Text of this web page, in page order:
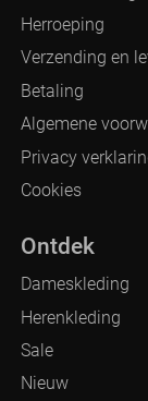
Herroeping
Verzending en
Betaling
Algemene
Privacy
Cookies
Ontdek
Dameskleding
Herenkleding
Sale
Nieuw